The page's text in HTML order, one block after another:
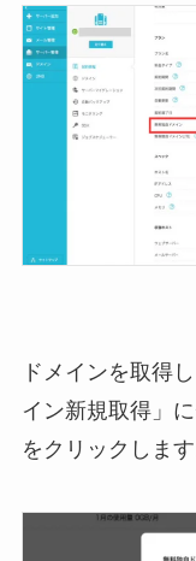
ドメインを取得
イン新規取得」
をクリックします